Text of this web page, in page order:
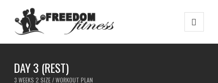
DAY 3 (REST)
3 WEEKS 2 SIZE / WORKOUT PLAN